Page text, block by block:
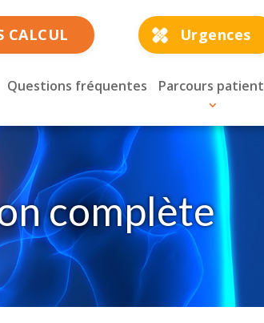
CALCUL Urgences
Questions fréquentes Parcours patient
complète